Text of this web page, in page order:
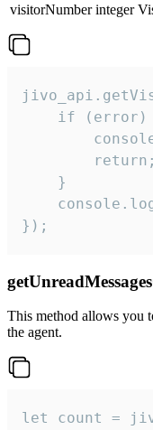
visitorNumber integer
if (error)
        return;
    }
});
This method allows you
the agent.
let count =